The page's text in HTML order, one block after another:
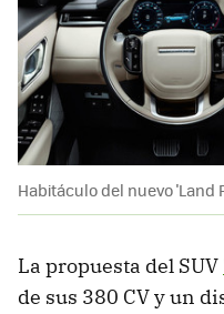
Habitáculo del nuevo 'Land
La propuesta del SUV
de sus 380 CV y un